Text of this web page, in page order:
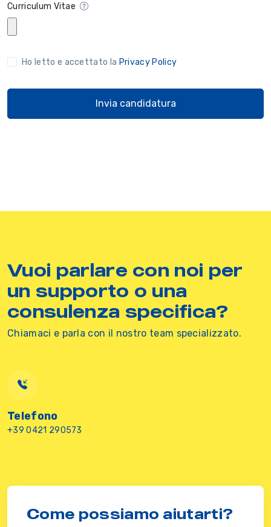
Curriculum Vitae
Ho letto e accettato la Privacy Policy
Invia candidatura
Vuoi parlare con noi per
un supporto o una
consulenza specifica?
Chiamaci e parla con il nostro team specializzato.
Telefono
+39 0421 290573
Come possiamo aiutarti?